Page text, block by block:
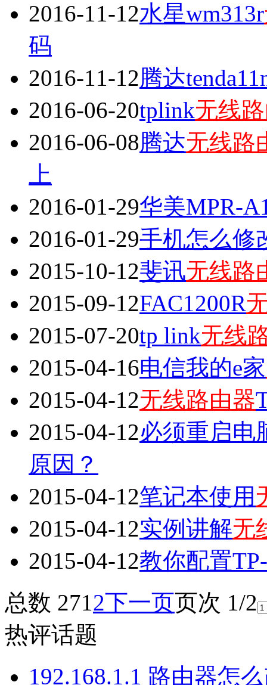
2016-11-12水星wm313r
码
2016-11-12腾达
2016-06-20tplink无线
2016-06-08腾达无线路
上
2016-01-29华美MPR-
2016-01-29手机怎么修
2015-10-12斐讯无线路
2015-09-12FAC1200R
2015-07-20tp link无线
2015-04-16电信我的e家
2015-04-12无线路由器
2015-04-12必须重启电
原因？
2015-04-12笔记本使用
2015-04-12实例讲解无
2015-04-12教你配置
总数 2712下一页页次 1/2
热评话题
192.168.1.1 路由器怎